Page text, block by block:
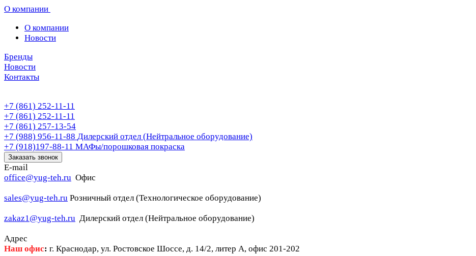
О компании
О компании
Новости
Бренды
Новости
Контакты
+7 (861) 252-11-11
+7 (861) 252-11-11
+7 (861) 257-13-54
+7 (988) 956-11-88 Дилерский отдел (Нейтральное оборудование)
+7 (918)197-88-11 МАФы/порошковая покраска
Заказать звонок
E-mail
office@yug-teh.ru Офис
sales@yug-teh.ru Розничный отдел (Технологическое оборудование)
zakaz1@yug-teh.ru Дилерский отдел (Нейтральное оборудование)
Адрес
Наш офис: г. Краснодар, ул. Ростовское Шоссе, д. 14/2, литер А, офис 201-202